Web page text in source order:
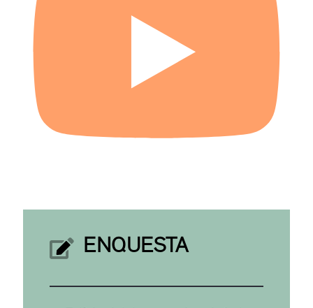
ENQUESTA